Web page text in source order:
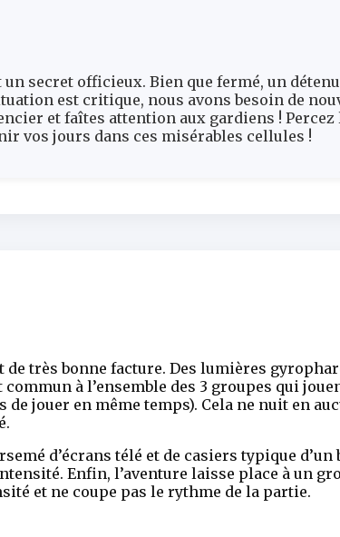
secret officieux. Bien que fermé, un
est critique, nous avons besoin de
et faîtes attention aux gardiens !
vos jours dans ces misérables cellules !
de très bonne facture. Des lumières
à l’ensemble des 3 groupes qui
jouer en même temps). Cela ne nuit en
d’écrans télé et de casiers typique
Enfin, l’aventure laisse place à un
et ne coupe pas le rythme de la partie.